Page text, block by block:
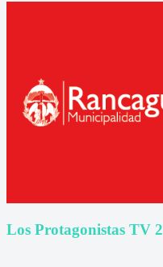
Los Protagonistas TV